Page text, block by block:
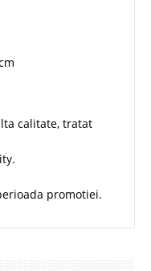
cm
calitate, tratat
promotiei.